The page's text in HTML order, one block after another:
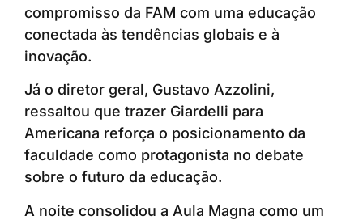
compromisso da FAM com uma educação
conectada às tendências globais e à
inovação.
Já o diretor geral, Gustavo Azzolini,
ressaltou que trazer Giardelli para
Americana reforça o posicionamento da
faculdade como protagonista no debate
sobre o futuro da educação.
A noite consolidou a Aula Magna como um